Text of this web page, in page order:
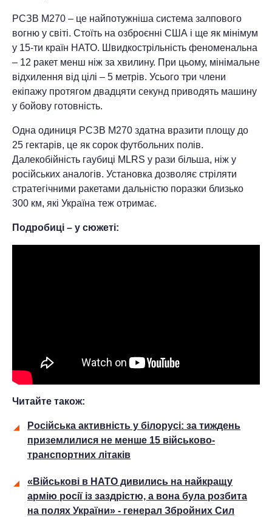
РСЗВ М270 – це найпотужніша система залпового
вогню у світі. Стоїть на озброєнні США і ще як мінімум
у 15-ти країн НАТО. Швидкострільність феноменальна
– 12 ракет менш ніж за хвилину. При цьому, мінімальне
відхилення від цілі – 5 метрів. Усього три члени
екіпажу протягом двадцяти секунд приводять машину
у бойову готовність.
Одна одиниця РСЗВ М270 здатна вразити площу до
25 гектарів, це як сорок футбольних полів.
Далекобійність гаубиці MLRS у рази більша, ніж у
російських аналогів. Установка дозволяє стріляти
стратегічними ракетами дальністю поразки близько
300 км, які Україна теж отримає.
Подробиці – у сюжеті:
Читайте також:
Російська активність у білорусі: за тиждень
приземлилися не менше 15 військово-
транспортних літаків
«Військові в НАТО дивились на найкращу
армію росії із заздрістю, а вона була розбита
на полях України» - генерал Збройних Сил